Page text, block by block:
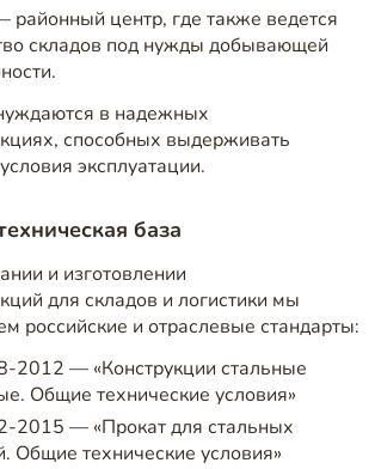
районный центр, где также ведется
складов под нужды добывающей
в надежных
способных выдерживать
эксплуатации.
база
и изготовлении
для складов и логистики мы
российские и отраслевые стандарты:
2012 — «Конструкции стальные
Общие технические условия»
2015 — «Прокат для стальных
Общие технические условия»